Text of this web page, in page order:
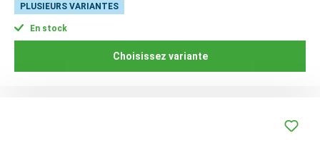
PLUSIEURS VARIANTES
En stock
Choisissez variante